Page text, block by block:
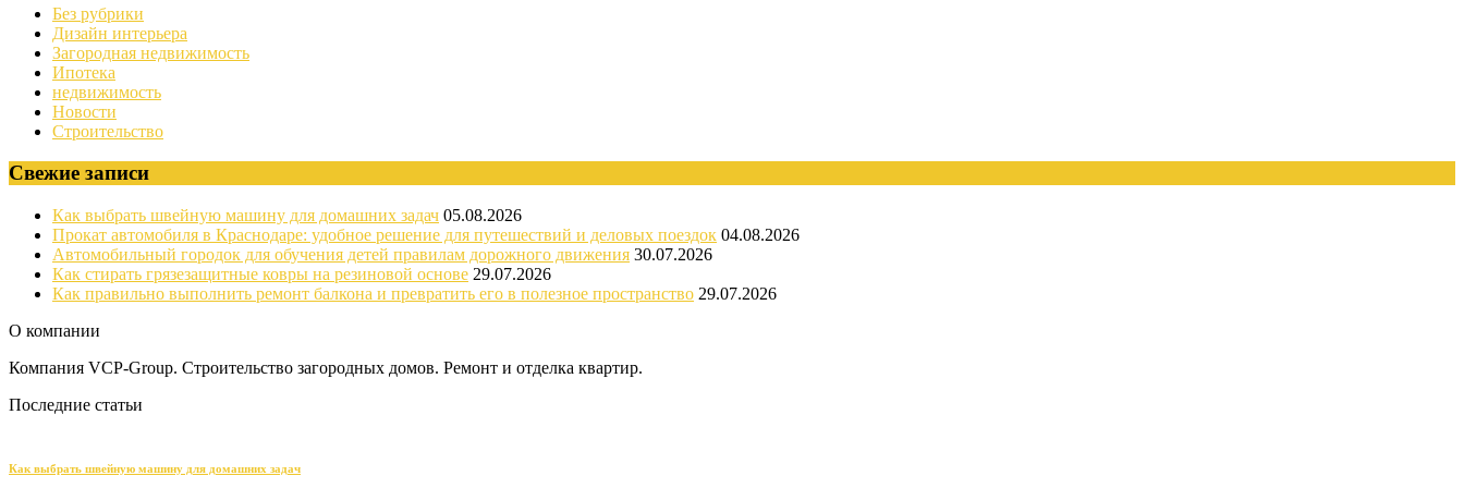
Без рубрики
Дизайн интерьера
Загородная недвижимость
Ипотека
недвижимость
Новости
Строительство
Свежие записи
Как выбрать швейную машину для домашних задач 05.08.2026
Прокат автомобиля в Краснодаре: удобное решение для путешествий и деловых поездок 04.08.2026
Автомобильный городок для обучения детей правилам дорожного движения 30.07.2026
Как стирать грязезащитные ковры на резиновой основе 29.07.2026
Как правильно выполнить ремонт балкона и превратить его в полезное пространство 29.07.2026
О компании
Компания VCP-Group. Строительство загородных домов. Ремонт и отделка квартир.
Последние статьи
Как выбрать швейную машину для домашних задач